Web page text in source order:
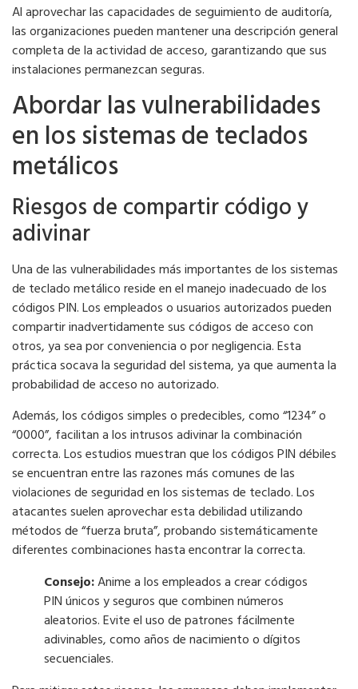
Al aprovechar las capacidades de seguimiento de auditoría,
las organizaciones pueden mantener una descripción general
completa de la actividad de acceso, garantizando que sus
instalaciones permanezcan seguras.
Abordar las vulnerabilidades
en los sistemas de teclados
metálicos
Riesgos de compartir código y
adivinar
Una de las vulnerabilidades más importantes de los sistemas
de teclado metálico reside en el manejo inadecuado de los
códigos PIN. Los empleados o usuarios autorizados pueden
compartir inadvertidamente sus códigos de acceso con
otros, ya sea por conveniencia o por negligencia. Esta
práctica socava la seguridad del sistema, ya que aumenta la
probabilidad de acceso no autorizado.
Además, los códigos simples o predecibles, como “1234” o
“0000”, facilitan a los intrusos adivinar la combinación
correcta. Los estudios muestran que los códigos PIN débiles
se encuentran entre las razones más comunes de las
violaciones de seguridad en los sistemas de teclado. Los
atacantes suelen aprovechar esta debilidad utilizando
métodos de “fuerza bruta”, probando sistemáticamente
diferentes combinaciones hasta encontrar la correcta.
Consejo:Anime a los empleados a crear códigos
PIN únicos y seguros que combinen números
aleatorios. Evite el uso de patrones fácilmente
adivinables, como años de nacimiento o dígitos
secuenciales.